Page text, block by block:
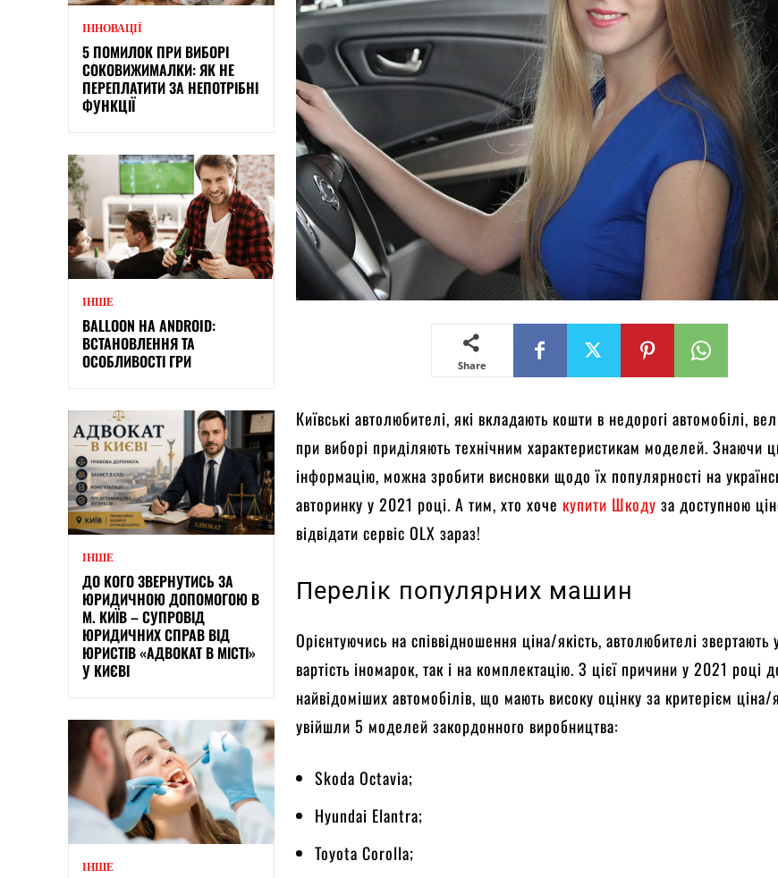
ІННОВАЦІЇ
5 ПОМИЛОК ПРИ ВИБОРІ
СОКОВИЖИМАЛКИ: ЯК НЕ
ПЕРЕПЛАТИТИ ЗА НЕПОТРІБНІ
ФУНКЦІЇ
ІНШЕ
BALLOON НА ANDROID:
ВСТАНОВЛЕННЯ ТА
ОСОБЛИВОСТІ ГРИ
ІНШЕ
ДО КОГО ЗВЕРНУТИСЬ ЗА
ЮРИДИЧНОЮ ДОПОМОГОЮ В
М. КИЇВ – СУПРОВІД
ЮРИДИЧНИХ СПРАВ ВІД
ЮРИСТІВ «АДВОКАТ В МІСТІ»
У КИЄВІ
ІНШЕ
Share
Київські автолюбителі, які вкладають кошти в недорогі автомобілі,
при виборі приділяють технічним характеристикам моделей. Знаючи
інформацію, можна зробити висновки щодо їх популярності на
авторинку у 2021 році. А тим, хто хоче купити Шкоду за доступною
відвідати сервіс OLX зараз!
Перелік популярних машин
Орієнтуючись на співвідношення ціна/якість, автолюбителі звертають
вартість іномарок, так і на комплектацію. З цієї причини у 2021 році
найвідоміших автомобілів, що мають високу оцінку за критерієм ціна/
увійшли 5 моделей закордонного виробництва:
Skoda Octavia;
Hyundai Elantra;
Toyota Corolla;